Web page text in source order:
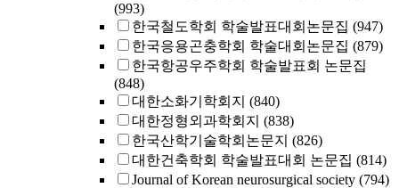
(993)
한국철도학회 학술발표대회논문집 (947)
한국응용곤충학회 학술대회논문집 (879)
한국항공우주학회 학술발표회 논문집
(848)
대한소화기학회지 (840)
대한정형외과학회지 (838)
한국산학기술학회논문지 (826)
대한건축학회 학술발표대회 논문집 (814)
Journal of Korean neurosurgical society (794)